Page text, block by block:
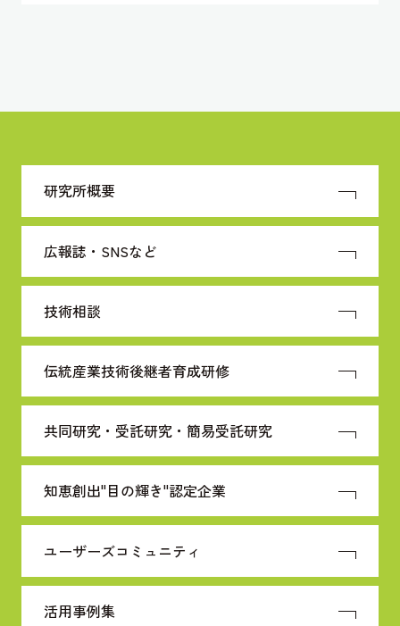
研究所概要
広報誌・SNSなど
技術相談
伝統産業技術後継者育成研修
共同研究・受託研究・ 簡易受託研究
知恵創出"目の輝き"認定企業
ユーザーズコミュニティ
活用事例集